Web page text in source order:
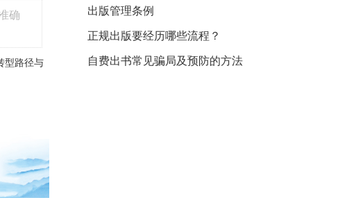
确
型路径与
出版管理条例
正规出版要经历哪些流程？
自费出书常见骗局及预防的方法